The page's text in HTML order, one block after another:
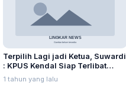
Terpilih Lagi jadi Ketua, Suwardi
: KPUS Kendal Siap Terlibat
Suplai Telur untuk MBG
1 tahun yang lalu